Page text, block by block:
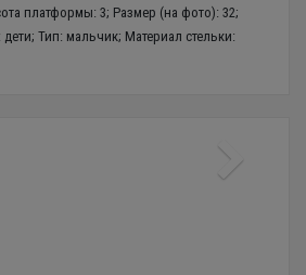
платформы: 3; Размер (на фото): 32;
Тип: мальчик; Материал стельки: